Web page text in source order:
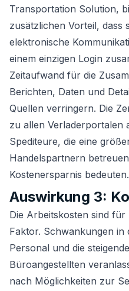
Transportation Solution,
zusätzlichen Vorteil, dass
elektronische
einem einzigen Login
Zeitaufwand für die
Berichten, Daten und
Quellen verringern. Die
zu allen Verladerportalen
Spediteure, die eine
Handelspartnern
Kostenersparnis bedeuten.
Auswirkung 3:
Die Arbeitskosten sind
Faktor. Schwankungen
Personal und die
Büroangestellten
nach Möglichkeiten zur